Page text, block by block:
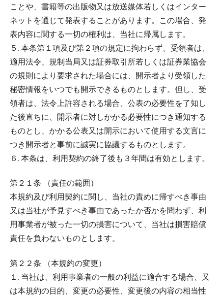
ことや、書籍等の出版物又は放送媒体若しくはインター
ネットを通じて発表することがあります。この場合、発
表内容に関する一切の権利は、当社に帰属します。
５. 本条第１項及び第２項の規定に拘わらず、受領者は、
適用法令、規制当局又は証券取引所若しくは証券業協会
の規則により要求された場合には、開示者より受領した
秘密情報をいつでも開示できるものとします。但し、受
領者は、法令上許容される場合、公表の必要性を了知し
た後直ちに、開示者に対しかかる必要性につき通知する
ものとし、かかる公表又は開示において使用する文言に
つき開示者と事前に誠実に協議するものとします。
６. 本条は、利用契約の終了後も３年間は有効とします。
第２１条 （責任の範囲）
本規約及び利用契約に関し、当社の責めに帰すべき事由
又は当社が予見すべき事由であったか否かを問わず、利
用事業者が被った一切の損害について、当社は損害賠償
責任を負わないものとします。
第２２条 （本規約の変更）
１. 当社は、利用事業者の一般の利益に適合する場合、又
は本規約の目的、変更の必要性、変更後の内容の相当性